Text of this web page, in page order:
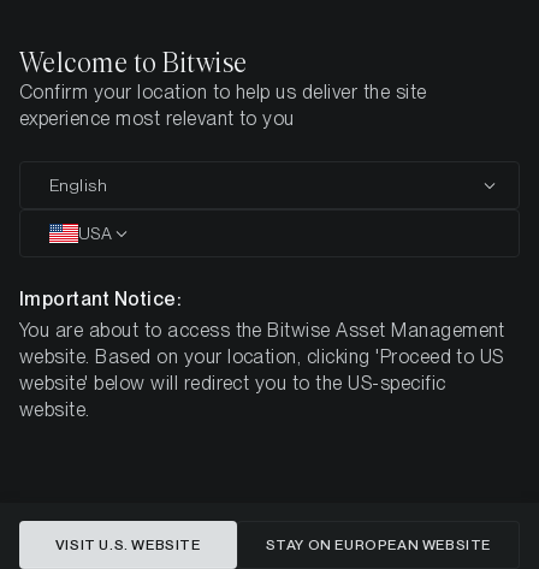
Startseite Know-How Investmentstudien
Der Investment-Case für XRP
Welcome to Bitwise
Confirm your location to help us deliver the site
experience most relevant to you
English
USA
Important Notice:
You are about to access the Bitwise Asset Management
website. Based on your location, clicking 'Proceed to US
website' below will redirect you to the US-specific
website.
VISIT U.S. WEBSITE STAY ON EUROPEAN WEBSITE